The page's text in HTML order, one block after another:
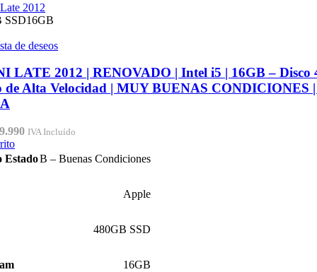
SSD16GB
de deseos
LATE 2012 | RENOVADO | Intel i5 | 16GB – Disco
de Alta Velocidad | MUY BUENAS CONDICIONES
El
actual
IVA Incluído
EstadoB – Buenas Condiciones
Apple
480GB SSD
16GB